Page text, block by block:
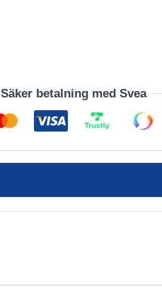
Säker betalning med Svea